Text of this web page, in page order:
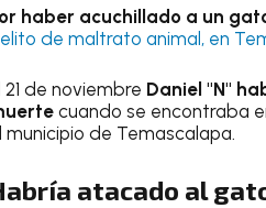
haber acuchillado a un
de maltrato animal, en
21 de noviembre Daniel "N"
cuando se encontraba
municipio de Temascalapa.
atacado al